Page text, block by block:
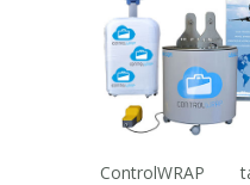
ControlWRAP